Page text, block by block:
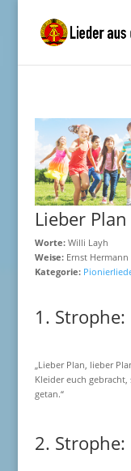
Lieber Plan
Worte:Willi Layh
Weise:Ernst Hermann
Kategorie:
1. Strophe:
„Lieber Plan, lieber
Kleider euch
getan.“
2. Strophe: